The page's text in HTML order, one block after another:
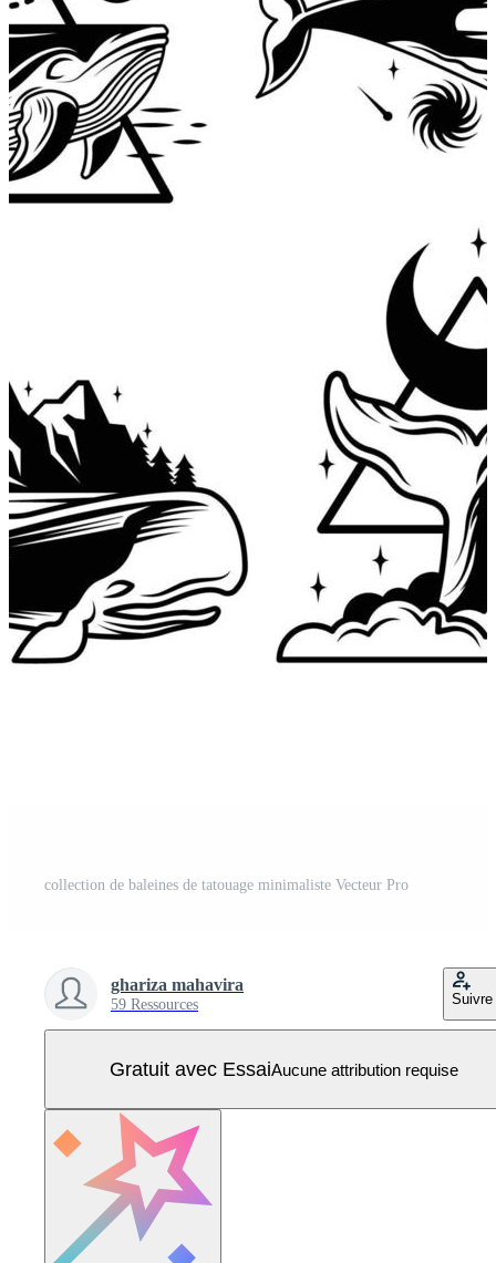
collection de baleines de tatouage minimaliste Vecteur Pro
ghariza mahavira
59 Ressources Suivre
Gratuit avec EssaiAucune attribution requise